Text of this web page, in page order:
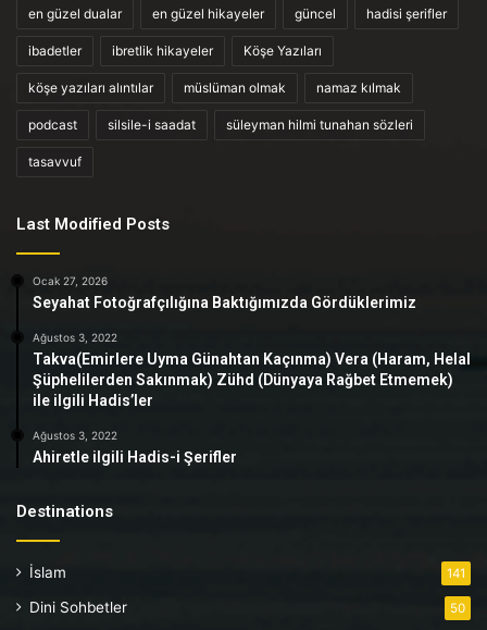
en güzel dualar en güzel hikayeler güncel hadisi şerifler
ibadetler ibretlik hikayeler Köşe Yazıları
köşe yazıları alıntılar müslüman olmak namaz kılmak
podcast silsile-i saadat süleyman hilmi tunahan sözleri
tasavvuf
Last Modified Posts
Ocak 27, 2026
Seyahat Fotoğrafçılığına Baktığımızda Gördüklerimiz
Ağustos 3, 2022
Takva(Emirlere Uyma Günahtan Kaçınma) Vera (Haram, Helal
Şüphelilerden Sakınmak) Zühd (Dünyaya Rağbet Etmemek)
ile ilgili Hadis’ler
Ağustos 3, 2022
Ahiretle ilgili Hadis-i Şerifler
Destinations
İslam 141
Dini Sohbetler 50